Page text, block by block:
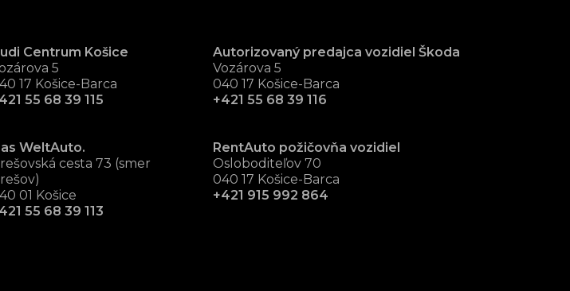
Centrum Košice
5
17 Košice-Barca
55 68 39 115
WeltAuto.
cesta 73 (smer
01 Košice
55 68 39 113
Autorizovaný predajca vozidiel Škoda
Vozárova 5
040 17 Košice-Barca
+421 55 68 39 116
RentAuto požičovňa vozidiel
Osloboditeľov 70
040 17 Košice-Barca
+421 915 992 864